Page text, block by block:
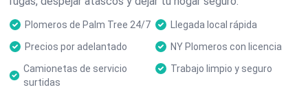
Plomeros de Palm Tree 24/7
Llegada local rápida
Precios por adelantado
NY Plomeros con licencia
Camionetas de servicio
surtidas
Trabajo limpio y seguro